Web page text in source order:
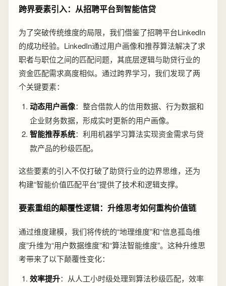
跨界要素引入：从招聘平台到智能信贷
为了突破传统维度的局限，我们借鉴了招聘平台LinkedIn
的成功经验。LinkedIn通过用户画像和推荐算法解决了求
职者与职位之间的匹配问题，其底层逻辑与助贷行业的
资金匹配需求高度相似。通过跨界学习，我们发现了两
个关键要素：
动态用户画像：整合借款人的信用数据、行为数据和
企业财务数据，形成实时更新的用户画像。
智能推荐系统：利用机器学习算法实现资金需求与贷
款产品的秒级匹配。
这些要素的引入不仅打破了助贷行业的边界思维，还为
构建“智能价值匹配平台”提供了技术和逻辑支撑。
要素重组的颠覆性逻辑：升维思考如何重构价值链
通过维度建模，我们将传统的“地理维度”和“信息孤岛维
度”升维为“用户数据维度”和“算法智能维度”。这种升维思
考带来了以下颠覆性变化：
效率提升：从人工小时级处理到算法秒级匹配，效率